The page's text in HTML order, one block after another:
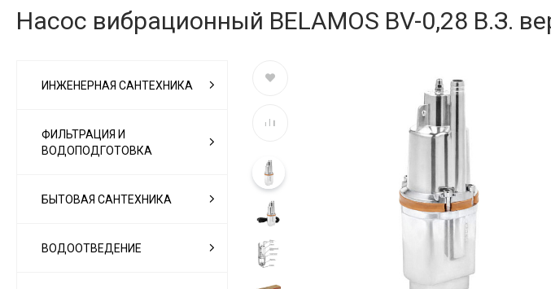
Насос вибрационный BELAMOS BV-0,28 B.З.
ИНЖЕНЕРНАЯ САНТЕХНИКА
ФИЛЬТРАЦИЯ И
ВОДОПОДГОТОВКА
БЫТОВАЯ САНТЕХНИКА
ВОДООТВЕДЕНИЕ